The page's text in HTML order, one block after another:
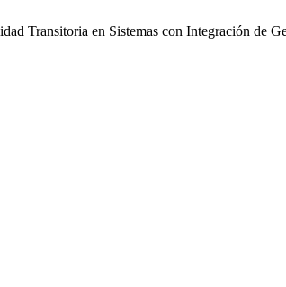
Transitoria en Sistemas con Integración de